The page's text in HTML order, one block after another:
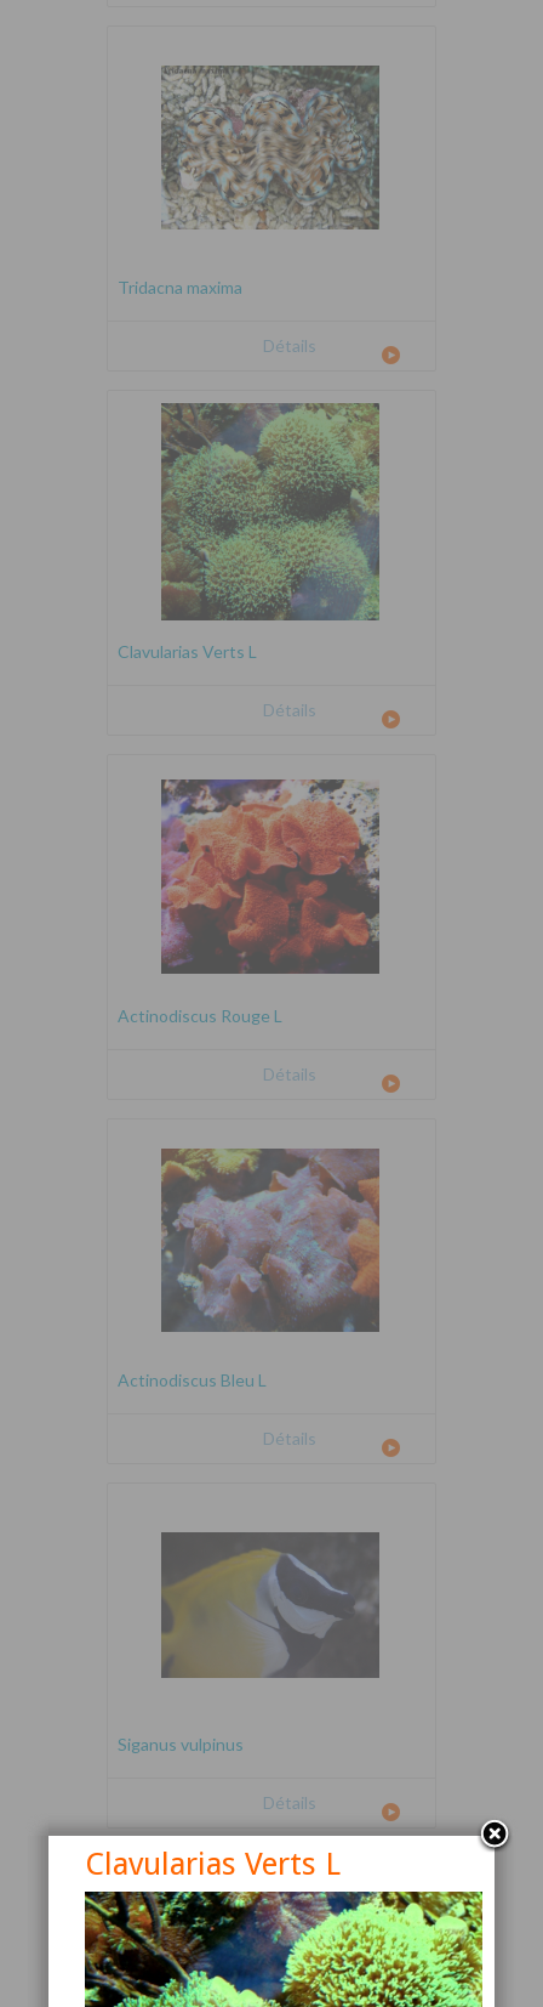
Tridacna maxima
Détails
Clavularias Verts L
Détails
Actinodiscus Rouge L
Détails
Actinodiscus Bleu L
Détails
Siganus vulpinus
Détails
Clavularias Verts L